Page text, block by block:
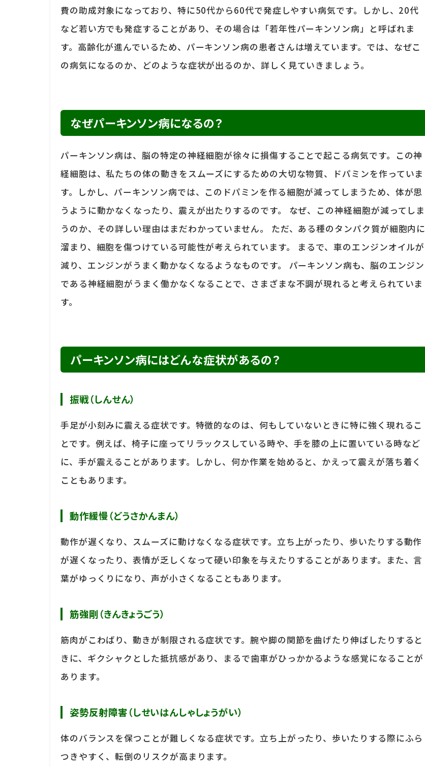
費の助成対象になっており、特に50代から60代で発症しやすい病気です。しかし、20代
など若い方でも発症することがあり、その場合は「若年性パーキンソン病」と呼ばれま
す。高齢化が進んでいるため、パーキンソン病の患者さんは増えています。では、なぜこ
の病気になるのか、どのような症状が出るのか、詳しく見ていきましょう。
なぜパーキンソン病になるの？
パーキンソン病は、脳の特定の神経細胞が徐々に損傷することで起こる病気です。この神
経細胞は、私たちの体の動きをスムーズにするための大切な物質、ドパミンを作っていま
す。しかし、パーキンソン病では、このドパミンを作る細胞が減ってしまうため、体が思
うように動かなくなったり、震えが出たりするのです。 なぜ、この神経細胞が減ってしま
うのか、その詳しい理由はまだわかっていません。 ただ、ある種のタンパク質が細胞内に
溜まり、細胞を傷つけている可能性が考えられています。 まるで、車のエンジンオイルが
減り、エンジンがうまく動かなくなるようなものです。 パーキンソン病も、脳のエンジン
である神経細胞がうまく働かなくなることで、さまざまな不調が現れると考えられていま
す。
パーキンソン病にはどんな症状があるの？
振戦（しんせん）
手足が小刻みに震える症状です。特徴的なのは、何もしていないときに特に強く現れるこ
とです。例えば、椅子に座ってリラックスしている時や、手を膝の上に置いている時など
に、手が震えることがあります。しかし、何か作業を始めると、かえって震えが落ち着く
こともあります。
動作緩慢（どうさかんまん）
動作が遅くなり、スムーズに動けなくなる症状です。立ち上がったり、歩いたりする動作
が遅くなったり、表情が乏しくなって硬い印象を与えたりすることがあります。また、言
葉がゆっくりになり、声が小さくなることもあります。
筋強剛（きんきょうごう）
筋肉がこわばり、動きが制限される症状です。腕や脚の関節を曲げたり伸ばしたりすると
きに、ギクシャクとした抵抗感があり、まるで歯車がひっかかるような感覚になることが
あります。
姿勢反射障害（しせいはんしゃしょうがい）
体のバランスを保つことが難しくなる症状です。立ち上がったり、歩いたりする際にふら
つきやすく、転倒のリスクが高まります。